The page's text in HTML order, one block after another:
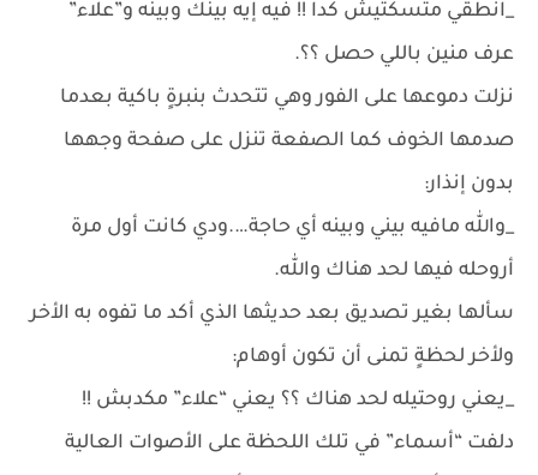
_انطقي متسكتيش كدا !! فيه إيه بينك وبينه و”علاء”
عرف منين باللي حصل ؟؟.
نزلت دموعها على الفور وهي تتحدث بنبرةٍ باكية بعدما
صدمها الخوف كما الصفعة تنزل على صفحة وجهها
بدون إنذار:
_والله مافيه بيني وبينه أي حاجة….ودي كانت أول مرة
أروحله فيها لحد هناك والله.
سألها بغير تصديق بعد حديثها الذي أكد ما تفوه به الأخر
ولأخر لحظةٍ تمنى أن تكون أوهام:
_يعني روحتيله لحد هناك ؟؟ يعني “علاء” مكدبش !!
دلفت “أسماء” في تلك اللحظة على الأصوات العالية